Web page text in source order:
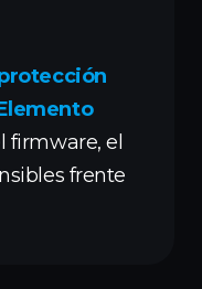
firmware, el
frente